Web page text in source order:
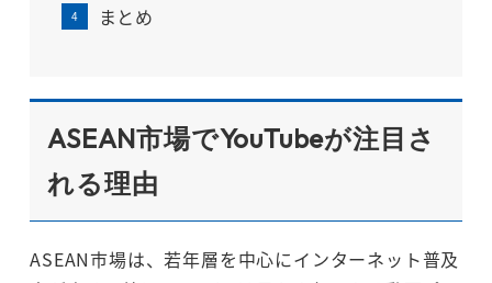
まとめ
ASEAN市場でYouTubeが注目さ
れる理由
ASEAN市場は、若年層を中心にインターネット普及